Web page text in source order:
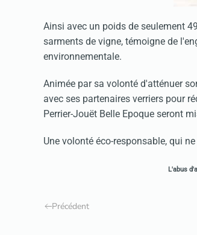
Ainsi avec un poids de seulement
sarments de vigne, témoigne de
environnementale.
Animée par sa volonté d'atténuer
avec ses partenaires verriers pour
Perrier-Jouët Belle Epoque seront
Une volonté éco-responsable, qui
L'abus
Précédent